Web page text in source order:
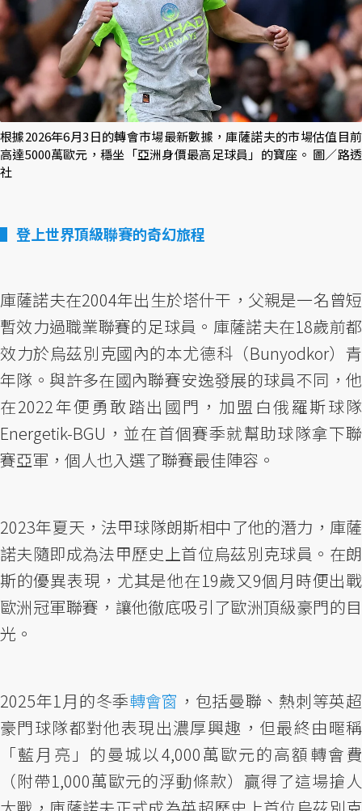
根據2026年6月3日的轉會市場最新數據，庫薩諾夫的市場估值目前
高達5000萬歐元，穩坐「亞洲身價最高足球員」的寶座。 圖／路透
社
登上世界頂級聯賽的奇幻旅程
庫薩諾夫在2004年出生於塔什干，父親是一名曾短
暫效力過職業聯賽的足球員。庫薩諾夫在18歲前都
效力於烏茲別克國內的本尤德科（Bunyodkor）青
年隊。與許多在國內聯賽安逸發展的球員不同，他
在2022年便勇敢踏出國門，加盟白俄羅斯球隊
Energetik-BGU，並在首個賽季就幫助球隊拿下聯
賽亞軍，個人也入選了聯賽最佳陣容。
2023年夏天，法甲球隊朗斯相中了他的潛力，庫薩
諾夫隨即成為法甲歷史上首位烏茲別克球員。在朗
斯的優異表現，尤其是他在19歲又9個月時便出戰
歐洲冠軍聯賽，讓他徹底吸引了歐洲頂級豪門的目
光。
2025年1月的冬季轉會窗 ，包括曼聯、熱刺等英超
豪門球隊都對他表現出濃厚興趣，但最終由暱稱
「藍月亮」的曼城以4,000萬歐元的高額轉會費
（附帶1,000萬歐元的浮動條款）贏得了這場搶人